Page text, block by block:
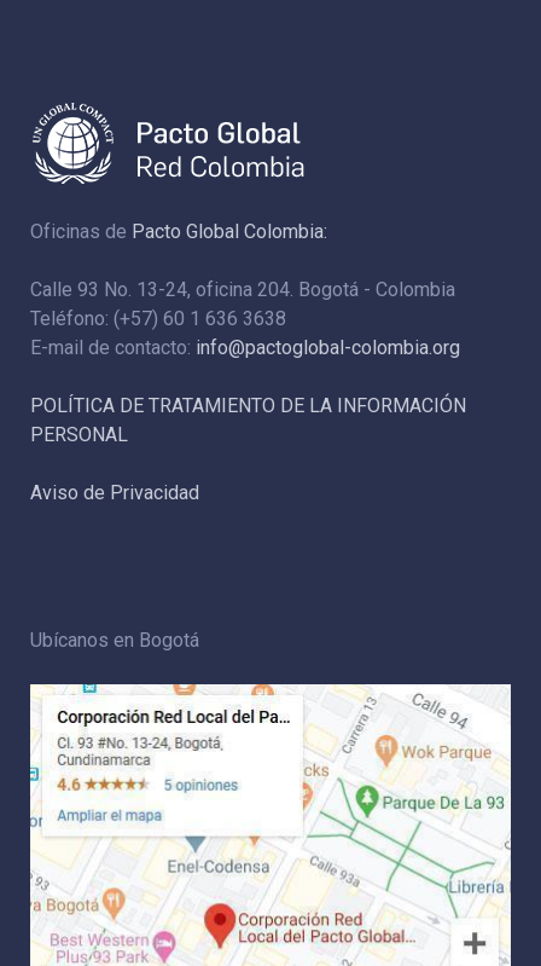
Oficinas de Pacto Global Colombia:
Calle 93 No. 13-24, oficina 204. Bogotá - Colombia
Teléfono: (+57) 60 1 636 3638
E-mail de contacto: info@pactoglobal-colombia.org
POLÍTICA DE TRATAMIENTO DE LA INFORMACIÓN
PERSONAL
Aviso de Privacidad
Ubícanos en Bogotá